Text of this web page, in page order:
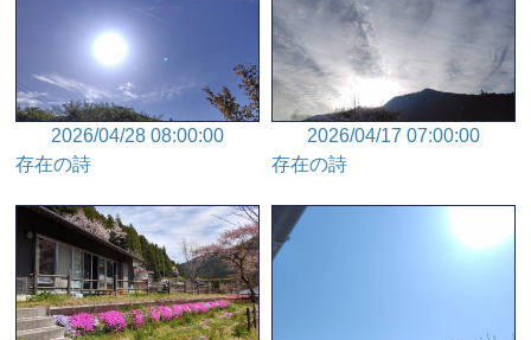
2026/04/28 08:00:00
存在の詩
2026/04/17 07:00:00
存在の詩